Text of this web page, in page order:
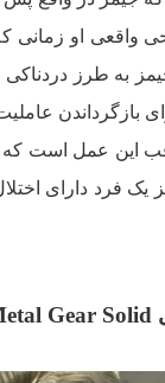
او زمانی
به طرز
بازگرداندن
این عمل است
یک فرد دارای